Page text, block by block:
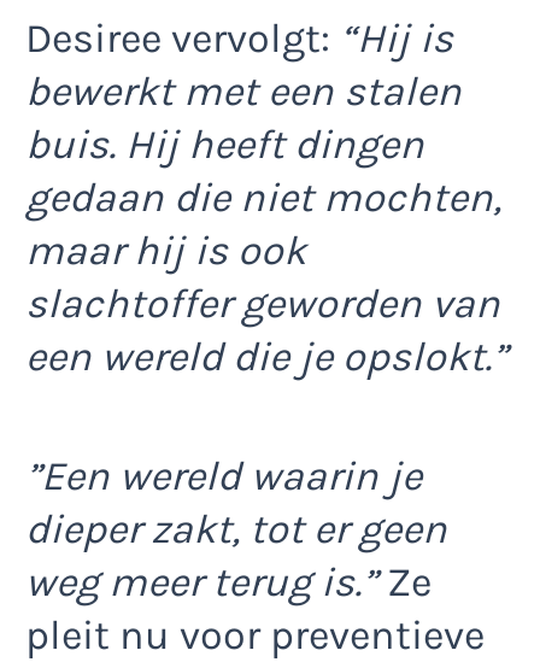
Desiree vervolgt: “Hij is
bewerkt met een stalen
buis. Hij heeft dingen
gedaan die niet mochten,
maar hij is ook
slachtoffer geworden van
een wereld die je opslokt.”
”Een wereld waarin je
dieper zakt, tot er geen
weg meer terug is.”Ze
pleit nu voor preventieve